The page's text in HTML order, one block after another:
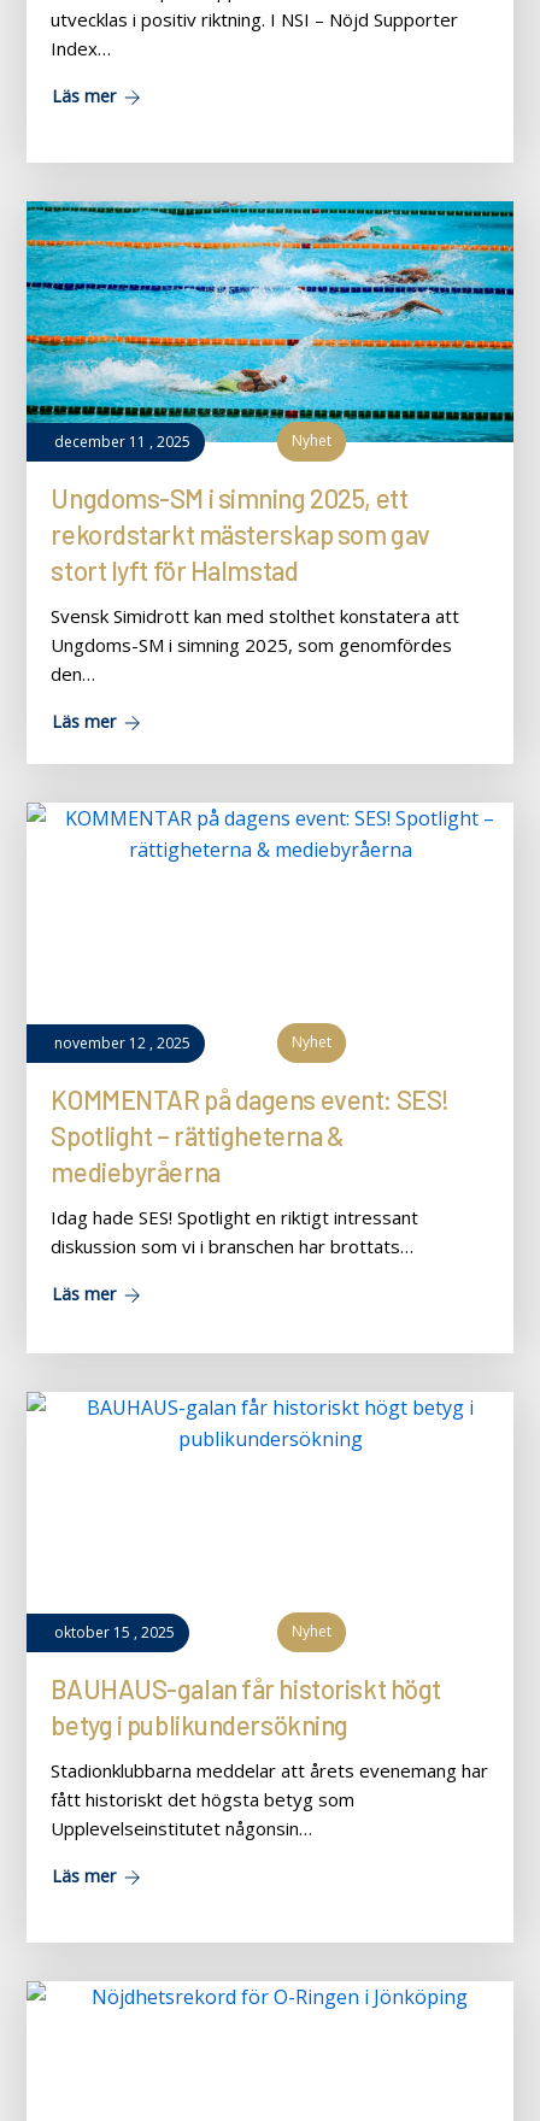
utvecklas i positiv riktning. I NSI – Nöjd Supporter
Index…
Läs mer
december 11 ,2025 Nyhet
Ungdoms-SM i simning 2025, ett
rekordstarkt mästerskap som gav
stort lyft för Halmstad
Svensk Simidrott kan med stolthet konstatera att
Ungdoms-SM i simning 2025, som genomfördes
den…
Läs mer
november 12 ,2025 Nyhet
KOMMENTAR på dagens event: SES!
Spotlight – rättigheterna &
mediebyråerna
Idag hade SES! Spotlight en riktigt intressant
diskussion som vi i branschen har brottats…
Läs mer
oktober 15 ,2025 Nyhet
BAUHAUS-galan får historiskt högt
betyg i publikundersökning
Stadionklubbarna meddelar att årets evenemang har
fått historiskt det högsta betyg som
Upplevelseinstitutet någonsin…
Läs mer